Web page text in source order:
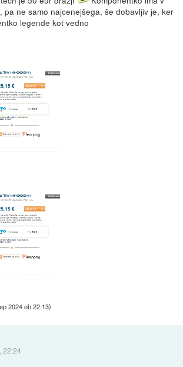
pa ne samo najcenejšega, še dobavljiv je, ker
legende kot vedno
2024 ob 22:13)
22:24